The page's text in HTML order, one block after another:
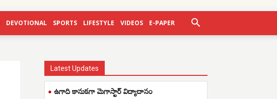
DEVOTIONAL SPORTS LIFESTYLE VIDEOS E-PAPER
Latest Updates
ఉగాది కానుకగా మెగాస్టార్ విద్యాదానం